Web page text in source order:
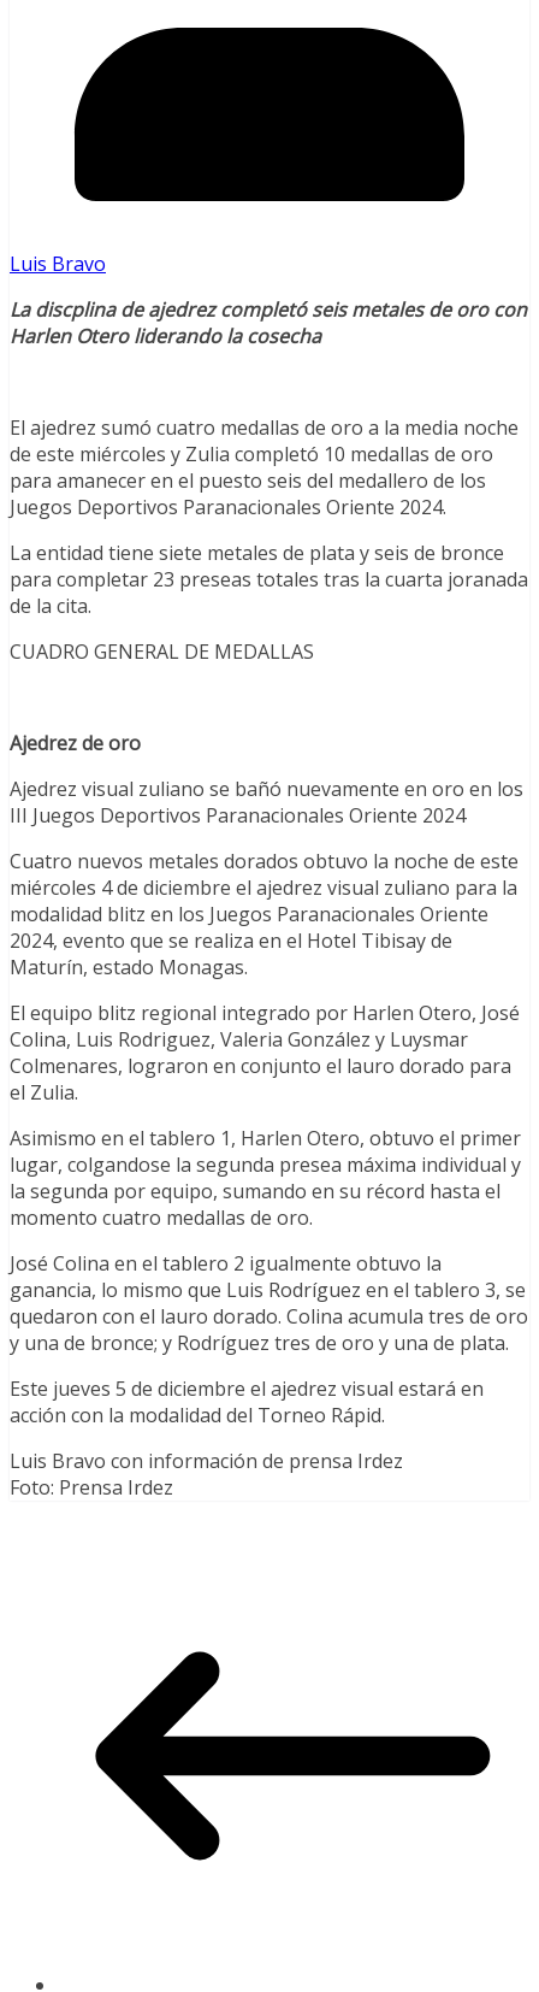
Luis Bravo
La discplina de ajedrez completó seis metales de oro con
Harlen Otero liderando la cosecha
El ajedrez sumó cuatro medallas de oro a la media noche
de este miércoles y Zulia completó 10 medallas de oro
para amanecer en el puesto seis del medallero de los
Juegos Deportivos Paranacionales Oriente 2024.
La entidad tiene siete metales de plata y seis de bronce
para completar 23 preseas totales tras la cuarta joranada
de la cita.
CUADRO GENERAL DE MEDALLAS
Ajedrez de oro
Ajedrez visual zuliano se bañó nuevamente en oro en los
III Juegos Deportivos Paranacionales Oriente 2024
Cuatro nuevos metales dorados obtuvo la noche de este
miércoles 4 de diciembre el ajedrez visual zuliano para la
modalidad blitz en los Juegos Paranacionales Oriente
2024, evento que se realiza en el Hotel Tibisay de
Maturín, estado Monagas.
El equipo blitz regional integrado por Harlen Otero, José
Colina, Luis Rodriguez, Valeria González y Luysmar
Colmenares, lograron en conjunto el lauro dorado para
el Zulia.
Asimismo en el tablero 1, Harlen Otero, obtuvo el primer
lugar, colgandose la segunda presea máxima individual y
la segunda por equipo, sumando en su récord hasta el
momento cuatro medallas de oro.
José Colina en el tablero 2 igualmente obtuvo la
ganancia, lo mismo que Luis Rodríguez en el tablero 3, se
quedaron con el lauro dorado. Colina acumula tres de oro
y una de bronce; y Rodríguez tres de oro y una de plata.
Este jueves 5 de diciembre el ajedrez visual estará en
acción con la modalidad del Torneo Rápid.
Luis Bravo con información de prensa Irdez
Foto: Prensa Irdez